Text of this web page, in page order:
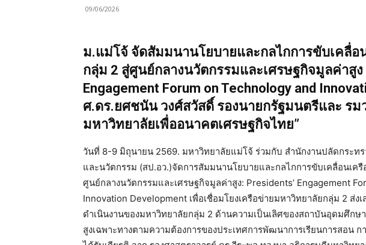
09/06/2026
ม.แม่โจ้ จัดสัมมนานโยบายและกลไกการขับเคลื่อนเค
สู่ศูนย์กลางนวัตกรรมและเศรษฐกิจมูลค่าสูง
on Technology and Innovation Development ศ.ดร
นายกรัฐมนตรีและ รมว.อว. ร่วมปาฐกถา “พลังมหาวิ
เศรษฐกิจไทย”
วันที่ 8-9 มิถุนายน 2569. มหาวิทยาลัยแม่โจ้ ร่วมกับ สำนักงานป
วิทยาศาสตร์ วิจัย และนวัตกรรม (สป.อว.)จัดการสัมมนานโยบายแ
มหาวิทยาลัยกลุ่ม 2 สู่ศูนย์กลางนวัตกรรมและเศรษฐกิจมูลค่าสูง:
Forum on Technology and Innovation Development เพื่อเชื่อ
2 ส่งเสริมสนับสนุนและขับเคลื่อนการดำเนินงานของมหาวิทยาลั